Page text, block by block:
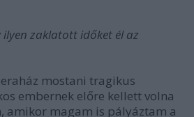
zaklatott időket él az
mostani tragikus
embernek előre kellett volna
amikor magam is pályáztam a